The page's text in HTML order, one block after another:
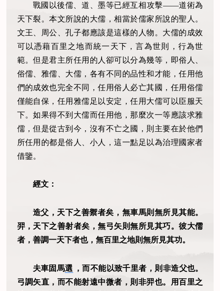
戰國以後儒、道、墨等已經互相攻擊——道術為
天下裂。本文所說的大儒，相當於儒家所說的聖人。
文王、周公、孔子都應該是這樣的人物。大儒的成效
可以憑藉百里之地而統一天下，言為世則，行為世
範。但是君主所任用的人卻可以分為幾等，即俗人、
俗儒、雅儒、大儒，各有不同的品性和才能，任用他
們的成效也完全不同，任用俗人必亡其國，任用俗儒
僅能自保，任用雅儒足以安定，任用大儒可以臣服天
下。如果得不到大儒而任用他，那麼次一等應該求雅
儒，但是從古到今，沒有不亡之國，則主要在於他們
所任用的都是俗人、小人，這一點足以為治理國家者
借鑒。
經文：
造父，天下之善禦者矣，無車馬則無所見其能。
羿，天下之善射者矣，無弓矢則無所見其巧。彼大儒
者，善調一天下者也，無百里之地則無所見其功。
夫車固馬選
，而不能以致千里者，則非造父也。
弓調矢直，而不能射遠中微者，則非羿也。用百里之